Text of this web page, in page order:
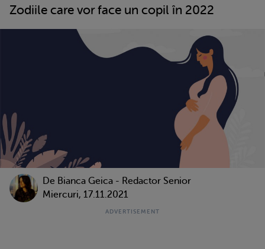
Zodiile care vor face un copil în 2022
De Bianca Geica - Redactor Senior
Miercuri, 17.11.2021